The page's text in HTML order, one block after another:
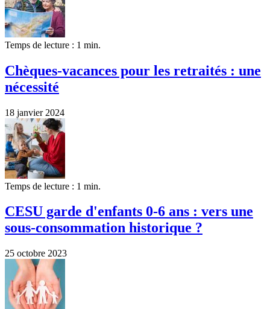
Temps de lecture : 1 min.
Chèques-vacances pour les retraités : une
nécessité
18 janvier 2024
Temps de lecture : 1 min.
CESU garde d'enfants 0-6 ans : vers une
sous-consommation historique ?
25 octobre 2023